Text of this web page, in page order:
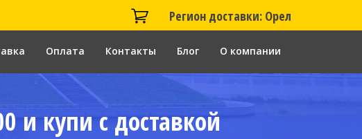
Регион доставки: Орел
Оплата Контакты Блог О компании
и купи с доставкой